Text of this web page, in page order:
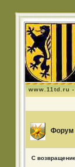
www.11td.ru -
Форум
С